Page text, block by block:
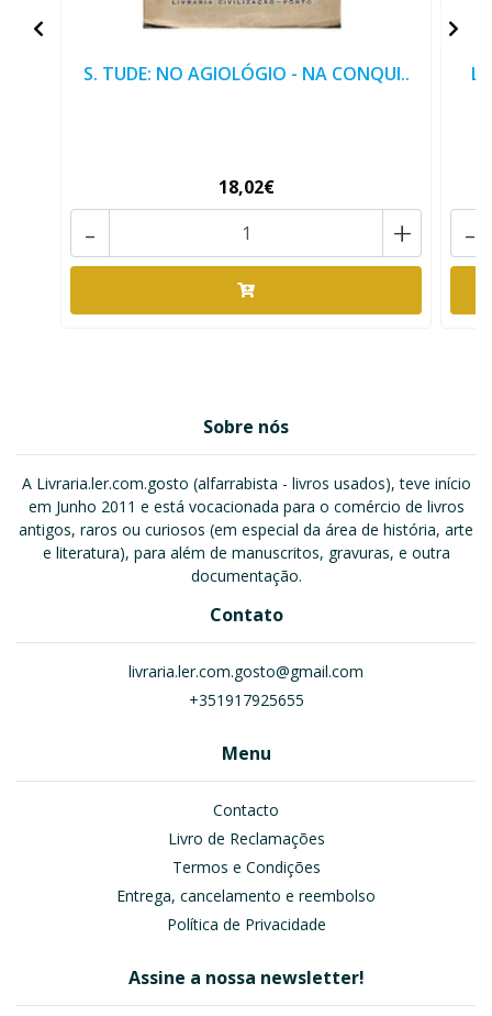
S. TUDE: NO AGIOLÓGIO - NA CONQUI..
18,02€
+
- -
Sobre nós
A Livraria.ler.com.gosto (alfarrabista - livros usados), teve início
em Junho 2011 e está vocacionada para o comércio de livros
antigos, raros ou curiosos (em especial da área de história, arte
e literatura), para além de manuscritos, gravuras, e outra
documentação.
Contato
livraria.ler.com.gosto@gmail.com
+351917925655
Menu
Contacto
Livro de Reclamações
Termos e Condições
Entrega, cancelamento e reembolso
Política de Privacidade
Assine a nossa newsletter!